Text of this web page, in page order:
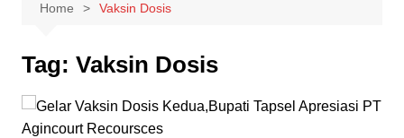
Home Vaksin Dosis
Tag: Vaksin Dosis